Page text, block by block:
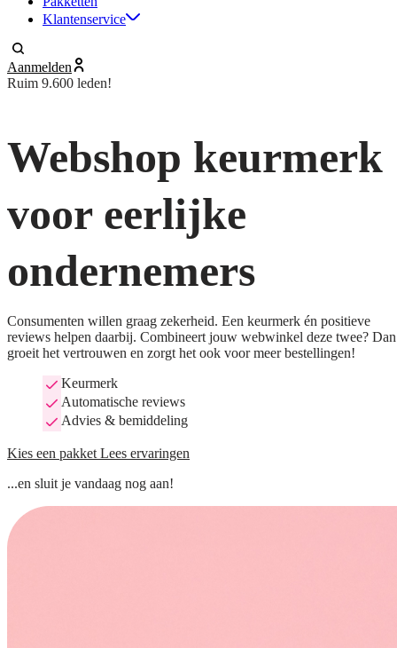
Klantenservice
Aanmelden
Ruim 9.600 leden!
Webshop keurmerk
voor eerlijke
ondernemers
Consumenten willen graag zekerheid. Een keurmerk én positieve
reviews helpen daarbij. Combineert jouw webwinkel deze twee? Dan
groeit het vertrouwen en zorgt het ook voor meer bestellingen!
Keurmerk
Automatische reviews
Advies & bemiddeling
Kies een pakket Lees ervaringen
...en sluit je vandaag nog aan!